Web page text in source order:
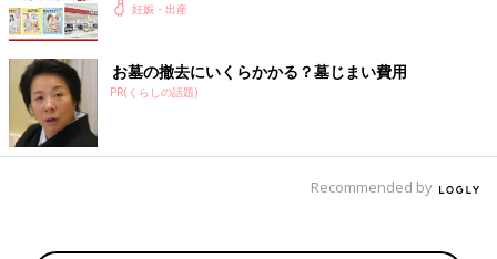
妊娠・出産
お墓の撤去にいくらかかる？墓じまい費用
PR(くらしの話題)
Recommended by